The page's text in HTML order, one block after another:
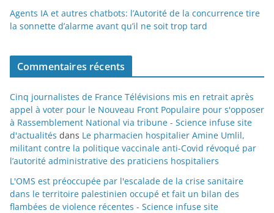
Agents IA et autres chatbots: l’Autorité de la concurrence tire
la sonnette d’alarme avant qu’il ne soit trop tard
Commentaires récents
Cinq journalistes de France Télévisions mis en retrait après
appel à voter pour le Nouveau Front Populaire pour s'opposer
à Rassemblement National via tribune - Science infuse site
d'actualités dans Le pharmacien hospitalier Amine Umlil,
militant contre la politique vaccinale anti-Covid révoqué par
l’autorité administrative des praticiens hospitaliers
L'OMS est préoccupée par l'escalade de la crise sanitaire
dans le territoire palestinien occupé et fait un bilan des
flambées de violence récentes - Science infuse site